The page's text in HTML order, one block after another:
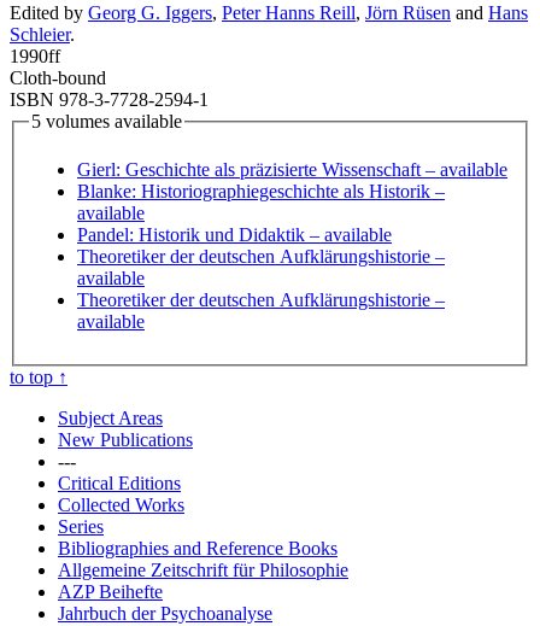
Edited by Georg G. Iggers, Peter Hanns Reill, Jörn Rüsen and Hans
Schleier.
1990ff
Cloth-bound
ISBN 978-3-7728-2594-1
5 volumes available
Gierl: Geschichte als präzisierte Wissenschaft – available
Blanke: Historiographiegeschichte als Historik –
available
Pandel: Historik und Didaktik – available
Theoretiker der deutschen Aufklärungshistorie –
available
Theoretiker der deutschen Aufklärungshistorie –
available
to top ↑
Subject Areas
New Publications
---
Critical Editions
Collected Works
Series
Bibliographies and Reference Books
Allgemeine Zeitschrift für Philosophie
AZP Beihefte
Jahrbuch der Psychoanalyse